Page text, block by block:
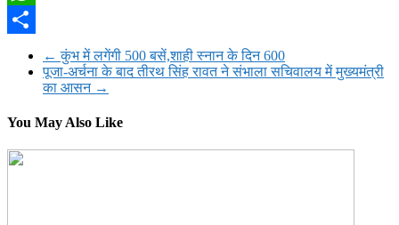
WhatsApp
← कुंभ में लगेंगी 500 बसें,शाही स्नान के दिन 600
पूजा-अर्चना के बाद तीरथ सिंह रावत ने संभाला सचिवालय में मुख्यमंत्री
का आसन →
You May Also Like